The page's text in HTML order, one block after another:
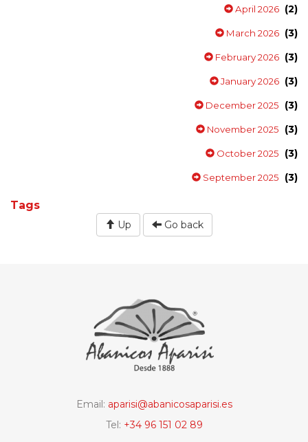
April 2026 (2)
March 2026 (3)
February 2026 (3)
January 2026 (3)
December 2025 (3)
November 2025 (3)
October 2025 (3)
September 2025 (3)
Tags
Up Go back
Email: aparisi@abanicosaparisi.es
Tel: +34 96 151 02 89